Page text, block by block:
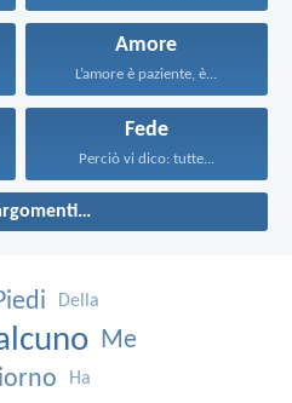
Amore
L’amore è paziente, è...
Fede
Perciò vi dico: tutte...
Della
Me
Ha